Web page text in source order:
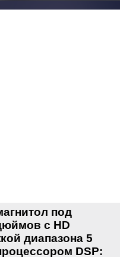
под
с HD
диапазона 5
DSP: